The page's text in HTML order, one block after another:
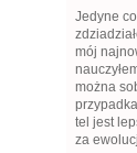
Jedyne
mój
można
tel jest
za